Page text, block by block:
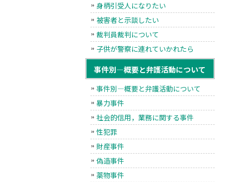
身柄引受人になりたい
被害者と示談したい
裁判員裁判について
子供が警察に連れていかれたら
事件別―概要と弁護活動について
事件別―概要と弁護活動について
暴力事件
社会的信用，業務に関する事件
性犯罪
財産事件
偽造事件
薬物事件